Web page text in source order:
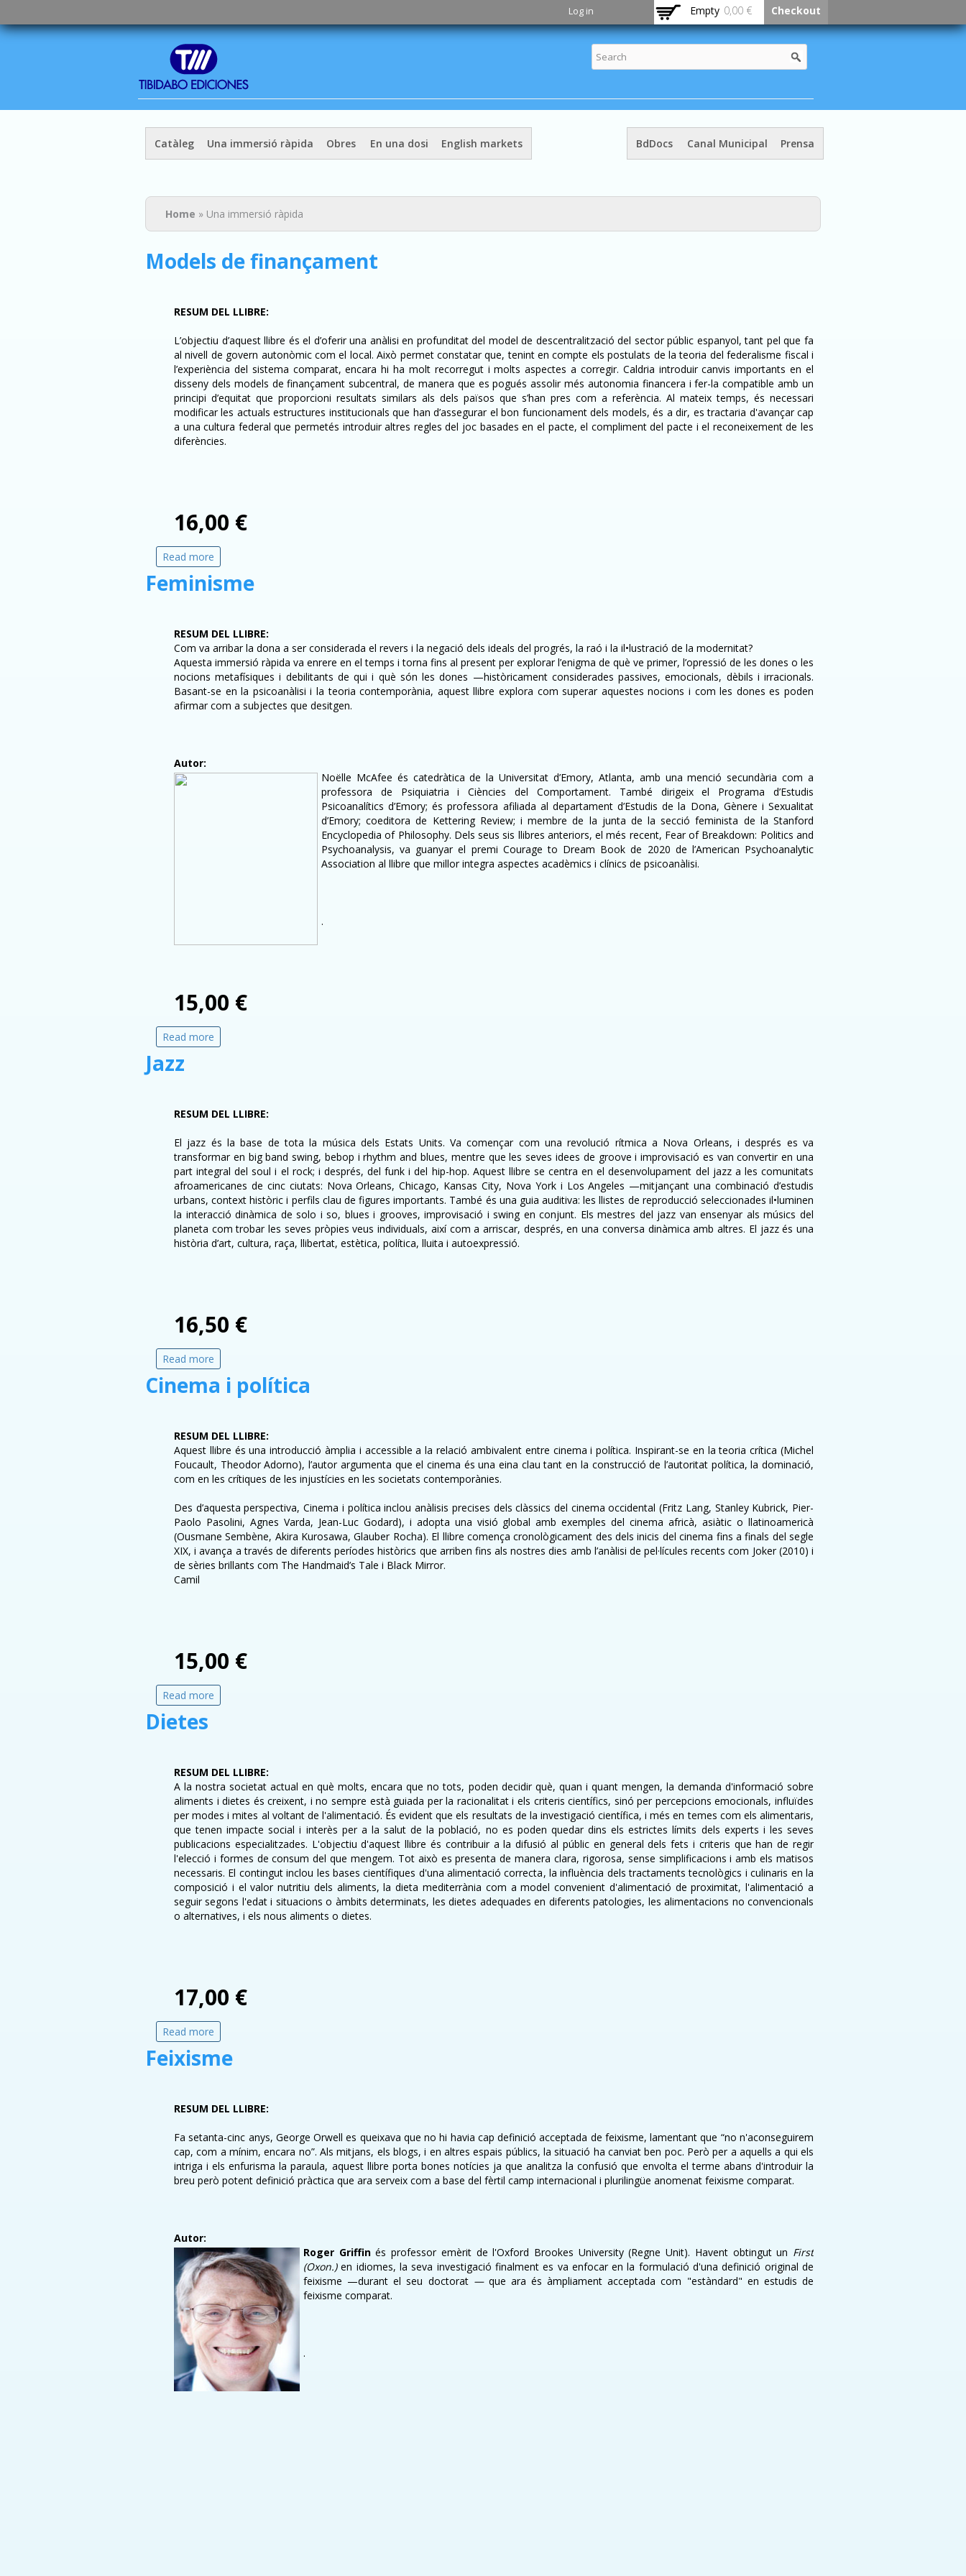
main
content
Log in Empty 0,00 € Checkout
Catàleg Una immersió ràpida Obres En una dosi English markets BdDocs Canal Municipal Prensa
You are here
Home » Una immersió ràpida
Models de finançament
RESUM DEL LLIBRE:
L’objectiu d’aquest llibre és el d’oferir una anàlisi en profunditat del model de descentralització del sector públic espanyol, tant pel que fa
al nivell de govern autonòmic com el local. Això permet constatar que, tenint en compte els postulats de la teoria del federalisme fiscal i
l’experiència del sistema comparat, encara hi ha molt recorregut i molts aspectes a corregir. Caldria introduir canvis importants en el
disseny dels models de finançament subcentral, de manera que es pogués assolir més autonomia financera i fer-la compatible amb un
principi d’equitat que proporcioni resultats similars als dels països que s’han pres com a referència. Al mateix temps, és necessari
modificar les actuals estructures institucionals que han d’assegurar el bon funcionament dels models, és a dir, es tractaria d'avançar cap
a una cultura federal que permetés introduir altres regles del joc basades en el pacte, el compliment del pacte i el reconeixement de les
diferències.
16,00 €
Read more
Feminisme
RESUM DEL LLIBRE:
Com va arribar la dona a ser considerada el revers i la negació dels ideals del progrés, la raó i la il•lustració de la modernitat?
Aquesta immersió ràpida va enrere en el temps i torna fins al present per explorar l’enigma de què ve primer, l’opressió de les dones o les
nocions metafísiques i debilitants de qui i què són les dones —històricament considerades passives, emocionals, dèbils i irracionals.
Basant-se en la psicoanàlisi i la teoria contemporània, aquest llibre explora com superar aquestes nocions i com les dones es poden
afirmar com a subjectes que desitgen.
Autor:
Noëlle McAfee és catedràtica de la Universitat d’Emory, Atlanta, amb una menció secundària com a
professora de Psiquiatria i Ciències del Comportament. També dirigeix el Programa d’Estudis
Psicoanalítics d’Emory; és professora afiliada al departament d’Estudis de la Dona, Gènere i Sexualitat
d’Emory; coeditora de Kettering Review; i membre de la junta de la secció feminista de la Stanford
Encyclopedia of Philosophy. Dels seus sis llibres anteriors, el més recent, Fear of Breakdown: Politics and
Psychoanalysis, va guanyar el premi Courage to Dream Book de 2020 de l’American Psychoanalytic
Association al llibre que millor integra aspectes acadèmics i clínics de psicoanàlisi.
.
15,00 €
Read more
Jazz
RESUM DEL LLIBRE:
El jazz és la base de tota la música dels Estats Units. Va començar com una revolució rítmica a Nova Orleans, i després es va
transformar en big band swing, bebop i rhythm and blues, mentre que les seves idees de groove i improvisació es van convertir en una
part integral del soul i el rock; i després, del funk i del hip-hop. Aquest llibre se centra en el desenvolupament del jazz a les comunitats
afroamericanes de cinc ciutats: Nova Orleans, Chicago, Kansas City, Nova York i Los Angeles —mitjançant una combinació d’estudis
urbans, context històric i perfils clau de figures importants. També és una guia auditiva: les llistes de reproducció seleccionades il•luminen
la interacció dinàmica de solo i so, blues i grooves, improvisació i swing en conjunt. Els mestres del jazz van ensenyar als músics del
planeta com trobar les seves pròpies veus individuals, així com a arriscar, després, en una conversa dinàmica amb altres. El jazz és una
història d’art, cultura, raça, llibertat, estètica, política, lluita i autoexpressió.
16,50 €
Read more
Cinema i política
RESUM DEL LLIBRE:
Aquest llibre és una introducció àmplia i accessible a la relació ambivalent entre cinema i política. Inspirant-se en la teoria crítica (Michel
Foucault, Theodor Adorno), l’autor argumenta que el cinema és una eina clau tant en la construcció de l’autoritat política, la dominació,
com en les crítiques de les injustícies en les societats contemporànies.
Des d’aquesta perspectiva, Cinema i política inclou anàlisis precises dels clàssics del cinema occidental (Fritz Lang, Stanley Kubrick, Pier-
Paolo Pasolini, Agnes Varda, Jean-Luc Godard), i adopta una visió global amb exemples del cinema africà, asiàtic o llatinoamericà
(Ousmane Sembène, Akira Kurosawa, Glauber Rocha). El llibre comença cronològicament des dels inicis del cinema fins a finals del segle
XIX, i avança a través de diferents períodes històrics que arriben fins als nostres dies amb l’anàlisi de pel·lícules recents com Joker (2010) i
de sèries brillants com The Handmaid’s Tale i Black Mirror.
Camil
15,00 €
Read more
Dietes
RESUM DEL LLIBRE:
A la nostra societat actual en què molts, encara que no tots, poden decidir què, quan i quant mengen, la demanda d'informació sobre
aliments i dietes és creixent, i no sempre està guiada per la racionalitat i els criteris científics, sinó per percepcions emocionals, influïdes
per modes i mites al voltant de l'alimentació. És evident que els resultats de la investigació científica, i més en temes com els alimentaris,
que tenen impacte social i interès per a la salut de la població, no es poden quedar dins els estrictes límits dels experts i les seves
publicacions especialitzades. L'objectiu d'aquest llibre és contribuir a la difusió al públic en general dels fets i criteris que han de regir
l'elecció i formes de consum del que mengem. Tot això es presenta de manera clara, rigorosa, sense simplificacions i amb els matisos
necessaris. El contingut inclou les bases científiques d'una alimentació correcta, la influència dels tractaments tecnològics i culinaris en la
composició i el valor nutritiu dels aliments, la dieta mediterrània com a model convenient d'alimentació de proximitat, l'alimentació a
seguir segons l'edat i situacions o àmbits determinats, les dietes adequades en diferents patologies, les alimentacions no convencionals
o alternatives, i els nous aliments o dietes.
17,00 €
Read more
Feixisme
RESUM DEL LLIBRE:
Fa setanta-cinc anys, George Orwell es queixava que no hi havia cap definició acceptada de feixisme, lamentant que “no n'aconseguirem
cap, com a mínim, encara no”. Als mitjans, els blogs, i en altres espais públics, la situació ha canviat ben poc. Però per a aquells a qui els
intriga i els enfurisma la paraula, aquest llibre porta bones notícies ja que analitza la confusió que envolta el terme abans d'introduir la
breu però potent definició pràctica que ara serveix com a base del fèrtil camp internacional i plurilingüe anomenat feixisme comparat.
Autor:
Roger Griffinés professor emèrit de l'Oxford Brookes University (Regne Unit). Havent obtingut un First
(Oxon.)en idiomes, la seva investigació finalment es va enfocar en la formulació d'una definició original de
feixisme —durant el seu doctorat — que ara és àmpliament acceptada com "estàndard" en estudis de
feixisme comparat.
.